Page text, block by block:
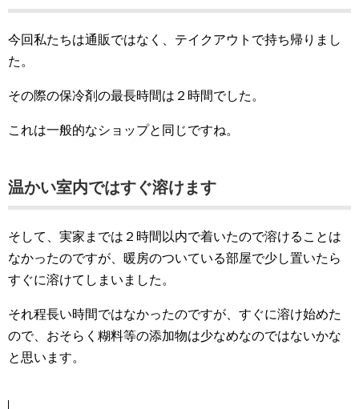
今回私たちは通販ではなく、テイクアウトで持ち帰りまし
た。
その際の保冷剤の最長時間は２時間でした。
これは一般的なショップと同じですね。
温かい室内ではすぐ溶けます
そして、実家までは２時間以内で着いたので溶けることは
なかったのですが、暖房のついている部屋で少し置いたら
すぐに溶けてしまいました。
それ程長い時間ではなかったのですが、すぐに溶け始めた
ので、おそらく糊料等の添加物は少なめなのではないかな
と思います。